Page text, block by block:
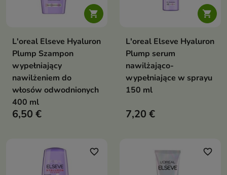

L'oreal Elseve Hyaluron
Plump Szampon
wypełniający
nawilżeniem do
włosów odwodnionych
400 ml
6,50 €

L'oreal Elseve Hyaluron
Plump serum
nawilżająco-
wypełniające w sprayu
150 ml
7,20 €
favorite_border favorite_border